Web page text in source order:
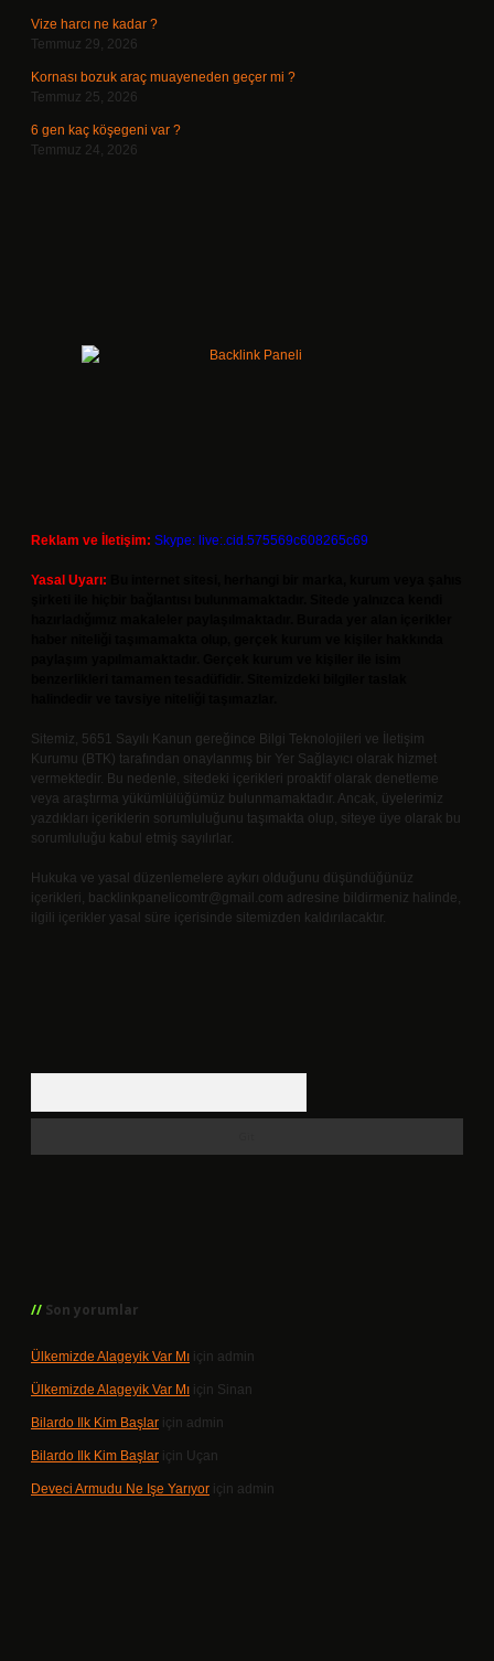
Vize harcı ne kadar ?
Temmuz 29, 2026
Kornası bozuk araç muayeneden geçer mi ?
Temmuz 25, 2026
6 gen kaç köşegeni var ?
Temmuz 24, 2026
Reklam ve İletişim: Skype: live:.cid.575569c608265c69
Yasal Uyarı:
Sitemiz, 5651 Sayılı Kanun gereğince Bilgi Teknolojileri ve İletişim
Kurumu (BTK) tarafından onaylanmış bir Yer Sağlayıcı olarak hizmet
vermektedir. Bu nedenle, sitedeki içerikleri proaktif olarak denetleme
veya araştırma yükümlülüğümüz bulunmamaktadır. Ancak, üyelerimiz
yazdıkları içeriklerin sorumluluğunu taşımakta olup, siteye üye olarak bu
sorumluluğu kabul etmiş sayılırlar.
Hukuka ve yasal düzenlemelere aykırı olduğunu düşündüğünüz
içerikleri, backlinkpanelicomtr@gmail.com adresine bildirmeniz halinde,
ilgili içerikler yasal süre içerisinde sitemizden kaldırılacaktır.
Son yorumlar
Ülkemizde Alageyik Var Mı için admin
Ülkemizde Alageyik Var Mı için Sinan
Bilardo Ilk Kim Başlar için admin
Bilardo Ilk Kim Başlar için Uçan
Deveci Armudu Ne Işe Yarıyor için admin